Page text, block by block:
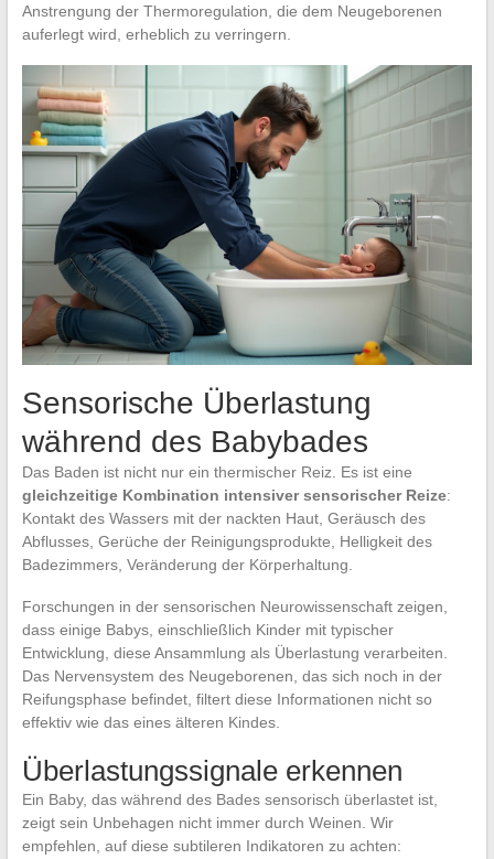
Anstrengung der Thermoregulation, die dem Neugeborenen
auferlegt wird, erheblich zu verringern.
Sensorische Überlastung
während des Babybades
Das Baden ist nicht nur ein thermischer Reiz. Es ist eine
gleichzeitige Kombination intensiver sensorischer Reize:
Kontakt des Wassers mit der nackten Haut, Geräusch des
Abflusses, Gerüche der Reinigungsprodukte, Helligkeit des
Badezimmers, Veränderung der Körperhaltung.
Forschungen in der sensorischen Neurowissenschaft zeigen,
dass einige Babys, einschließlich Kinder mit typischer
Entwicklung, diese Ansammlung als Überlastung verarbeiten.
Das Nervensystem des Neugeborenen, das sich noch in der
Reifungsphase befindet, filtert diese Informationen nicht so
effektiv wie das eines älteren Kindes.
Überlastungssignale erkennen
Ein Baby, das während des Bades sensorisch überlastet ist,
zeigt sein Unbehagen nicht immer durch Weinen. Wir
empfehlen, auf diese subtileren Indikatoren zu achten: